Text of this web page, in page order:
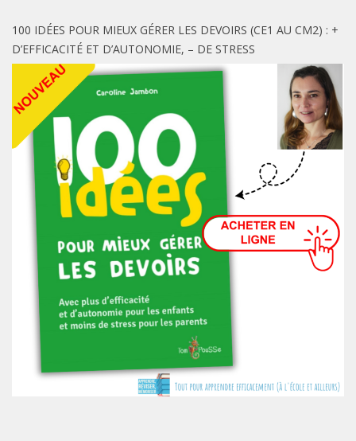
100 IDÉES POUR MIEUX GÉRER LES DEVOIRS (CE1 AU CM2) : +
D’EFFICACITÉ ET D’AUTONOMIE, – DE STRESS